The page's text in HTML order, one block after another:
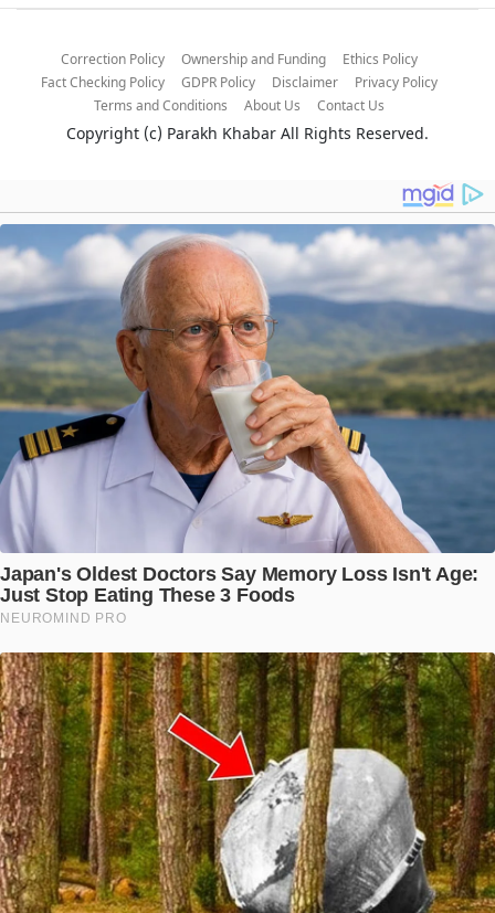
Correction Policy Ownership and Funding
Ethics Policy
Fact Checking Policy
GDPR Policy Disclaimer
Privacy Policy
Terms and Conditions
About Us Contact Us
Copyright (c) Parakh Khabar All Rights Reserved.